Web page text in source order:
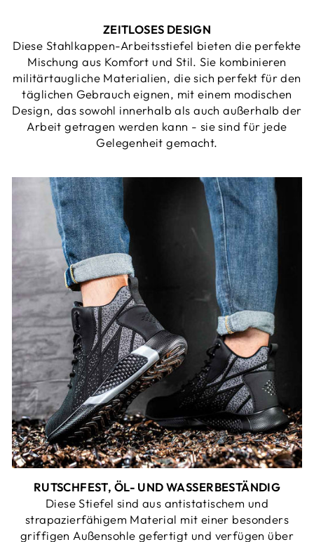
ZEITLOSES DESIGN
Diese Stahlkappen-Arbeitsstiefel bieten die perfekte
Mischung aus Komfort und Stil. Sie kombinieren
militärtaugliche Materialien, die sich perfekt für den
täglichen Gebrauch eignen, mit einem modischen
Design, das sowohl innerhalb als auch außerhalb der
Arbeit getragen werden kann - sie sind für jede
Gelegenheit gemacht.
RUTSCHFEST, ÖL- UND WASSERBESTÄNDIG
Diese Stiefel sind aus antistatischem und
strapazierfähigem Material mit einer besonders
griffigen Außensohle gefertigt und verfügen über